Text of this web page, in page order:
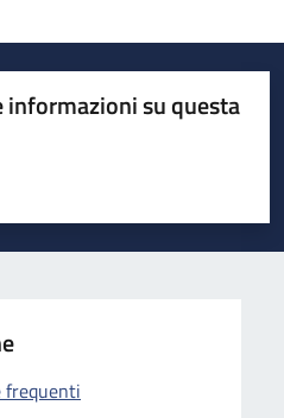
informazioni su questa
su 5
5
frequenti